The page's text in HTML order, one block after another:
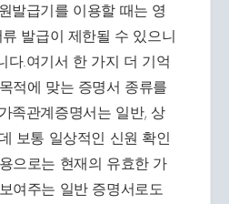
발급기를 이용할 때는 영
발급이 제한될 수 있으니
다.여기서 한 가지 더 기억
적에 맞는 증명서 종류를
족관계증명서는 일반, 상
보통 일상적인 신원 확인
으로는 현재의 유효한 가
여주는 일반 증명서로도